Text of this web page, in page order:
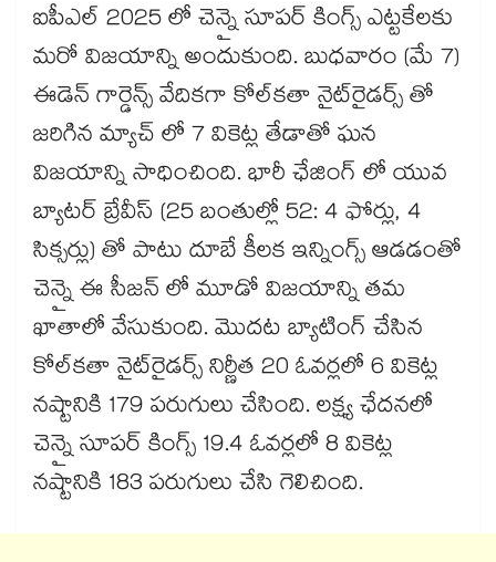
ఐపీఎల్ 2025 లో చెన్నై సూపర్ కింగ్స్ ఎట్టకేలకు
మరో విజయాన్ని అందుకుంది. బుధవారం (మే 7)
ఈడెన్ గార్డెన్స్ వేదికగా కోల్‌‌‌‌‌‌‌‌‌‌‌‌‌‌‌‌‌‌‌‌‌‌‌‌‌‌‌‌‌‌‌‌‌‌‌‌‌‌‌‌‌‌‌‌‌‌‌‌‌‌‌‌‌‌‌‌‌‌‌‌‌‌‌‌‌‌‌‌‌‌‌‌‌‌‌‌‌‌‌‌‌‌‌‌‌‌‌‌‌‌‌‌‌‌‌‌‌‌‌‌‌‌‌‌‌‌‌‌‌‌‌‌‌‌‌‌‌‌‌‌‌‌‌‌‌‌‌‌‌‌‌‌‌‌‌‌‌‌‌‌‌‌‌‌‌‌‌‌‌‌‌‌‌‌‌‌‌‌‌‌‌‌‌‌‌‌‌‌‌‌‌‌‌‌‌‌‌‌‌‌‌‌‌‌‌‌‌‌‌‌‌‌‌‌‌‌‌‌‌‌‌‌‌‌‌‌‌‌‌‌‌‌‌‌‌‌‌‌‌‌‌‌‌‌‌‌‌‌‌‌‌‌‌‌‌‌‌‌‌‌‌‌‌‌‌‌‌‌‌‌‌‌‌‌‌‌‌‌‌‌‌‌‌‌‌‌‌‌‌‌‌‌‌‌‌‌‌‌‌‌‌‌‌‌‌‌‌‌‌‌‌‌‌‌‌‌‌‌‌‌‌‌‌‌‌‌‌‌‌‌‌‌‌‌‌‌‌‌‌‌‌‌‌‌‌‌‌‌‌‌‌‌‌‌‌‌‌‌‌‌‌‌‌‌‌‌‌‌‌‌‌‌‌‌‌‌‌‌‌‌‌‌‌‌‌‌‌‌‌‌‌‌‌‌‌‌‌‌‌‌‌‌‌‌‌‌‌‌‌‌‌‌‌‌‌‌‌‌‌‌‌‌‌‌‌‌‌‌‌‌‌‌‌‌‌‌‌‌‌‌‌‌‌‌‌‌‌‌‌‌‌‌‌‌‌‌‌‌‌‌‌‌‌‌‌‌‌‌‌‌‌‌‌‌‌‌‌‌‌‌‌‌‌‌‌‌‌‌‌‌‌‌‌‌‌‌‌‌‌‌‌‌‌‌‌‌‌‌‌‌‌‌‌‌‌‌‌‌‌‌‌‌‌‌‌‌‌‌‌‌‌‌కతా నైట్‌‌‌‌‌‌‌‌‌‌‌‌‌‌‌‌‌‌‌‌‌‌‌‌‌‌‌‌‌‌‌‌‌‌‌‌‌‌‌‌‌‌‌‌‌‌‌‌‌‌‌‌‌‌‌‌‌‌‌‌‌‌‌‌‌‌‌‌‌‌‌‌‌‌‌‌‌‌‌‌‌‌‌‌‌‌‌‌‌‌‌‌‌‌‌‌‌‌‌‌‌‌‌‌‌‌‌‌‌‌‌‌‌‌‌‌‌‌‌‌‌‌‌‌‌‌‌‌‌‌‌‌‌‌‌‌‌‌‌‌‌‌‌‌‌‌‌‌‌‌‌‌‌‌‌‌‌‌‌‌‌‌‌‌‌‌‌‌‌‌‌‌‌‌‌‌‌‌‌‌‌‌‌‌‌‌‌‌‌‌‌‌‌‌‌‌‌‌‌‌‌‌‌‌‌‌‌‌‌‌‌‌‌‌‌‌‌‌‌‌‌‌‌‌‌‌‌‌‌‌‌‌‌‌‌‌‌‌‌‌‌‌‌‌‌‌‌‌‌‌‌‌‌‌‌‌‌‌‌‌‌‌‌‌‌‌‌‌‌‌‌‌‌‌‌‌‌‌‌‌‌‌‌‌‌‌‌‌‌‌‌‌‌‌‌‌‌‌‌‌‌‌‌‌‌‌‌‌‌‌‌‌‌‌‌‌‌‌‌‌‌‌‌‌‌‌‌‌‌‌‌‌‌‌‌‌‌‌‌‌‌‌‌‌‌‌‌‌‌‌‌‌‌‌‌‌‌‌‌‌‌‌‌‌‌‌‌‌‌‌‌‌‌‌‌‌‌‌‌‌‌‌‌‌‌‌‌‌‌‌‌‌‌‌‌‌‌‌‌‌‌‌‌‌‌‌‌‌‌‌‌‌‌‌‌‌‌‌‌‌‌‌‌‌‌‌‌‌‌‌‌‌‌‌‌‌‌‌‌‌‌‌‌‌‌‌‌‌‌‌‌‌‌‌‌‌‌‌‌‌‌‌‌‌‌‌‌‌‌‌‌‌‌‌‌‌‌‌‌‌‌‌‌‌‌‌‌‌‌‌‌‌‌‌‌‌‌‌‌‌‌‌‌‌‌‌‌‌‌‌‌‌రైడర్స్‌‌‌‌‌‌‌‌‌‌‌‌‌‌‌‌‌‌‌‌‌‌‌‌‌‌‌‌‌‌‌‌‌‌‌‌‌‌‌‌‌‌‌‌‌‌‌‌‌‌‌‌‌‌‌‌‌‌‌‌‌‌‌‌‌‌‌‌‌‌‌‌‌‌‌‌‌‌‌‌‌‌‌‌‌‌‌‌‌‌‌‌‌‌‌‌‌‌‌‌‌‌‌‌‌‌‌‌‌‌‌‌‌‌‌‌‌‌‌‌‌‌‌‌‌‌‌‌‌‌‌‌‌‌‌‌‌‌‌‌‌‌‌‌‌‌‌‌‌‌‌‌‌‌‌‌‌‌‌‌‌‌‌‌‌‌‌‌‌‌‌‌‌‌‌‌‌‌‌‌‌‌‌‌‌‌‌‌‌‌‌‌‌‌‌‌‌‌‌‌‌‌‌‌‌‌‌‌‌‌‌‌‌‌‌‌‌‌‌‌‌‌‌‌‌‌‌‌‌‌‌‌‌‌‌‌‌‌‌‌‌‌‌‌‌‌‌‌‌‌‌‌‌‌‌‌‌‌‌‌‌‌‌‌‌‌‌‌‌‌‌‌‌‌‌‌‌‌‌‌‌‌‌‌‌‌‌‌‌‌‌‌‌‌‌‌‌‌‌‌‌‌‌‌‌‌‌‌‌‌‌‌‌‌‌‌‌‌‌‌‌‌‌‌‌‌‌‌‌‌‌‌‌‌‌‌‌‌‌‌‌‌‌‌‌‌‌‌‌‌‌‌‌‌‌‌‌‌‌‌‌‌‌‌‌‌‌‌‌‌‌‌‌‌‌‌‌‌‌‌‌‌‌‌‌‌‌‌‌‌‌‌‌‌‌‌‌‌‌‌‌‌‌‌‌‌‌‌‌‌‌‌‌‌‌‌‌‌‌‌‌‌‌‌‌‌‌‌‌‌‌‌‌‌‌‌‌‌‌‌‌‌‌‌‌‌‌‌‌‌‌‌‌‌‌‌‌‌‌‌‌‌‌‌‌‌‌‌‌‌‌‌‌‌‌‌‌‌‌‌‌‌‌‌‌‌‌‌‌‌‌‌‌‌‌‌‌‌‌‌‌‌‌‌‌‌‌‌‌‌‌‌ తో
జరిగిన మ్యాచ్ లో 7 వికెట్ల తేడాతో ఘన
విజయాన్ని సాధించింది. భారీ ఛేజింగ్ లో యువ
బ్యాటర్ బ్రేవీస్ (25 బంతుల్లో 52: 4 ఫోర్లు, 4
సిక్సర్లు) తో పాటు దూబే కీలక ఇన్నింగ్స్ ఆడడంతో
చెన్నై ఈ సీజన్ లో మూడో విజయాన్ని తమ
ఖాతాలో వేసుకుంది. మొదట బ్యాటింగ్ చేసిన
కోల్‌‌‌‌‌‌‌‌‌‌‌‌‌‌‌‌‌‌‌‌‌‌‌‌‌‌‌‌‌‌‌‌‌‌‌‌‌‌‌‌‌‌‌‌‌‌‌‌‌‌‌‌‌‌‌‌‌‌‌‌‌‌‌‌‌‌‌‌‌‌‌‌‌‌‌‌‌‌‌‌‌‌‌‌‌‌‌‌‌‌‌‌‌‌‌‌‌‌‌‌‌‌‌‌‌‌‌‌‌‌‌‌‌‌‌‌‌‌‌‌‌‌‌‌‌‌‌‌‌‌‌‌‌‌‌‌‌‌‌‌‌‌‌‌‌‌‌‌‌‌‌‌‌‌‌‌‌‌‌‌‌‌‌‌‌‌‌‌‌‌‌‌‌‌‌‌‌‌‌‌‌‌‌‌‌‌‌‌‌‌‌‌‌‌‌‌‌‌‌‌‌‌‌‌‌‌‌‌‌‌‌‌‌‌‌‌‌‌‌‌‌‌‌‌‌‌‌‌‌‌‌‌‌‌‌‌‌‌‌‌‌‌‌‌‌‌‌‌‌‌‌‌‌‌‌‌‌‌‌‌‌‌‌‌‌‌‌‌‌‌‌‌‌‌‌‌‌‌‌‌‌‌‌‌‌‌‌‌‌‌‌‌‌‌‌‌‌‌‌‌‌‌‌‌‌‌‌‌‌‌‌‌‌‌‌‌‌‌‌‌‌‌‌‌‌‌‌‌‌‌‌‌‌‌‌‌‌‌‌‌‌‌‌‌‌‌‌‌‌‌‌‌‌‌‌‌‌‌‌‌‌‌‌‌‌‌‌‌‌‌‌‌‌‌‌‌‌‌‌‌‌‌‌‌‌‌‌‌‌‌‌‌‌‌‌‌‌‌‌‌‌‌‌‌‌‌‌‌‌‌‌‌‌‌‌‌‌‌‌‌‌‌‌‌‌‌‌‌‌‌‌‌‌‌‌‌‌‌‌‌‌‌‌‌‌‌‌‌‌‌‌‌‌‌‌‌‌‌‌‌‌‌‌‌‌‌‌‌‌‌‌‌‌‌‌‌‌‌‌‌‌‌‌‌‌‌‌‌‌‌‌‌‌‌‌‌‌‌‌‌‌‌‌‌‌‌‌‌‌‌‌‌కతా నైట్‌‌‌‌‌‌‌‌‌‌‌‌‌‌‌‌‌‌‌‌‌‌‌‌‌‌‌‌‌‌‌‌‌‌‌‌‌‌‌‌‌‌‌‌‌‌‌‌‌‌‌‌‌‌‌‌‌‌‌‌‌‌‌‌‌‌‌‌‌‌‌‌‌‌‌‌‌‌‌‌‌‌‌‌‌‌‌‌‌‌‌‌‌‌‌‌‌‌‌‌‌‌‌‌‌‌‌‌‌‌‌‌‌‌‌‌‌‌‌‌‌‌‌‌‌‌‌‌‌‌‌‌‌‌‌‌‌‌‌‌‌‌‌‌‌‌‌‌‌‌‌‌‌‌‌‌‌‌‌‌‌‌‌‌‌‌‌‌‌‌‌‌‌‌‌‌‌‌‌‌‌‌‌‌‌‌‌‌‌‌‌‌‌‌‌‌‌‌‌‌‌‌‌‌‌‌‌‌‌‌‌‌‌‌‌‌‌‌‌‌‌‌‌‌‌‌‌‌‌‌‌‌‌‌‌‌‌‌‌‌‌‌‌‌‌‌‌‌‌‌‌‌‌‌‌‌‌‌‌‌‌‌‌‌‌‌‌‌‌‌‌‌‌‌‌‌‌‌‌‌‌‌‌‌‌‌‌‌‌‌‌‌‌‌‌‌‌‌‌‌‌‌‌‌‌‌‌‌‌‌‌‌‌‌‌‌‌‌‌‌‌‌‌‌‌‌‌‌‌‌‌‌‌‌‌‌‌‌‌‌‌‌‌‌‌‌‌‌‌‌‌‌‌‌‌‌‌‌‌‌‌‌‌‌‌‌‌‌‌‌‌‌‌‌‌‌‌‌‌‌‌‌‌‌‌‌‌‌‌‌‌‌‌‌‌‌‌‌‌‌‌‌‌‌‌‌‌‌‌‌‌‌‌‌‌‌‌‌‌‌‌‌‌‌‌‌‌‌‌‌‌‌‌‌‌‌‌‌‌‌‌‌‌‌‌‌‌‌‌‌‌‌‌‌‌‌‌‌‌‌‌‌‌‌‌‌‌‌‌‌‌‌‌‌‌‌‌‌‌‌‌‌‌‌‌‌‌‌‌‌‌‌‌‌‌‌‌‌‌‌‌‌‌‌‌‌‌‌‌‌‌‌రైడర్స్‌‌‌‌‌‌‌‌‌‌‌‌‌‌‌‌‌‌‌‌‌‌‌‌‌‌‌‌‌‌‌‌‌‌‌‌‌‌‌‌‌‌‌‌‌‌‌‌‌‌‌‌‌‌‌‌‌‌‌‌‌‌‌‌‌‌‌‌‌‌‌‌‌‌‌‌‌‌‌‌‌‌‌‌‌‌‌‌‌‌‌‌‌‌‌‌‌‌‌‌‌‌‌‌‌‌‌‌‌‌‌‌‌‌‌‌‌‌‌‌‌‌‌‌‌‌‌‌‌‌‌‌‌‌‌‌‌‌‌‌‌‌‌‌‌‌‌‌‌‌‌‌‌‌‌‌‌‌‌‌‌‌‌‌‌‌‌‌‌‌‌‌‌‌‌‌‌‌‌‌‌‌‌‌‌‌‌‌‌‌‌‌‌‌‌‌‌‌‌‌‌‌‌‌‌‌‌‌‌‌‌‌‌‌‌‌‌‌‌‌‌‌‌‌‌‌‌‌‌‌‌‌‌‌‌‌‌‌‌‌‌‌‌‌‌‌‌‌‌‌‌‌‌‌‌‌‌‌‌‌‌‌‌‌‌‌‌‌‌‌‌‌‌‌‌‌‌‌‌‌‌‌‌‌‌‌‌‌‌‌‌‌‌‌‌‌‌‌‌‌‌‌‌‌‌‌‌‌‌‌‌‌‌‌‌‌‌‌‌‌‌‌‌‌‌‌‌‌‌‌‌‌‌‌‌‌‌‌‌‌‌‌‌‌‌‌‌‌‌‌‌‌‌‌‌‌‌‌‌‌‌‌‌‌‌‌‌‌‌‌‌‌‌‌‌‌‌‌‌‌‌‌‌‌‌‌‌‌‌‌‌‌‌‌‌‌‌‌‌‌‌‌‌‌‌‌‌‌‌‌‌‌‌‌‌‌‌‌‌‌‌‌‌‌‌‌‌‌‌‌‌‌‌‌‌‌‌‌‌‌‌‌‌‌‌‌‌‌‌‌‌‌‌‌‌‌‌‌‌‌‌‌‌‌‌‌‌‌‌‌‌‌‌‌‌‌‌‌‌‌‌‌‌‌‌‌‌‌‌‌‌‌‌‌‌‌‌‌‌‌‌‌‌‌‌‌‌‌‌‌‌‌ నిర్ణీత 20 ఓవర్లలో 6 వికెట్ల
నష్టానికి 179 పరుగులు చేసింది. లక్ష్య ఛేదనలో
చెన్నై సూపర్ కింగ్స్ 19.4 ఓవర్లలో 8 వికెట్ల
నష్టానికి 183 పరుగులు చేసి గెలిచింది.